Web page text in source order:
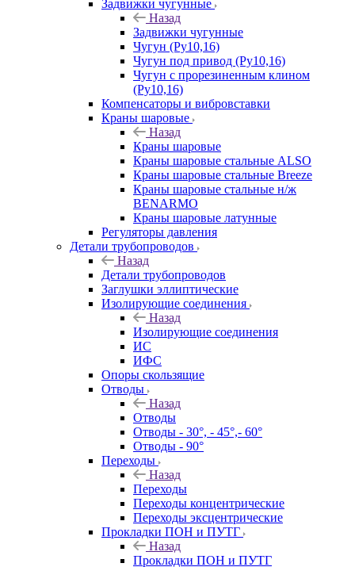
Задвижки чугунные
Назад
Задвижки чугунные
Чугун (Ру10,16)
Чугун под привод (Ру10,16)
Чугун с прорезиненным клином
(Ру10,16)
Компенсаторы и вибровставки
Краны шаровые
Назад
Краны шаровые
Краны шаровые стальные ALSO
Краны шаровые стальные Breeze
Краны шаровые стальные н/ж
BENARMO
Краны шаровые латунные
Регуляторы давления
Детали трубопроводов
Назад
Детали трубопроводов
Заглушки эллиптические
Изолирующие соединения
Назад
Изолирующие соединения
ИС
ИФС
Опоры скользящие
Отводы
Назад
Отводы
Отводы - 30°, - 45°,- 60°
Отводы - 90°
Переходы
Назад
Переходы
Переходы концентрические
Переходы эксцентрические
Прокладки ПОН и ПУТГ
Назад
Прокладки ПОН и ПУТГ